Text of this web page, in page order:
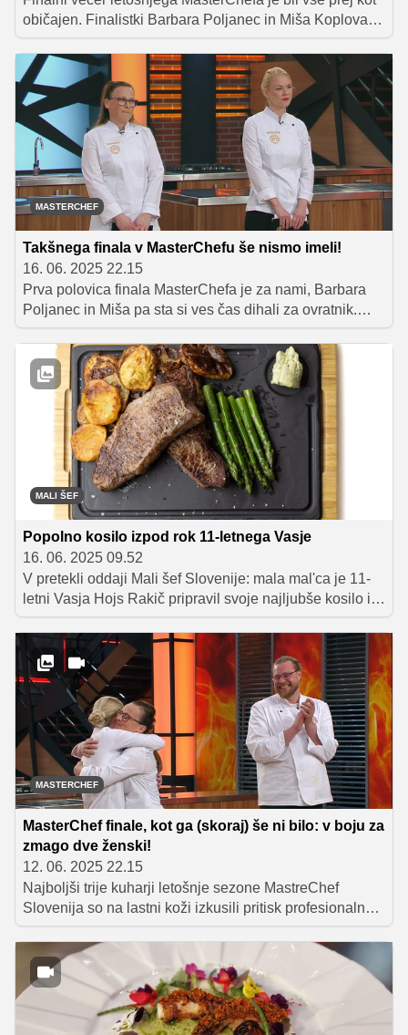
običajen. Finalistki Barbara Poljanec in Miša Koplova
sta 10-hodni meni zaključili z izjemnimi sladkimi
stvaritvami, za katere sta obe dosegli popoln rezultat –
10 točk od vseh treh sodnikov. V članku razkrivamo
recepte štirih krožnikov, ki so zaznamovali finalni večer:
dve domiselni sladici in dva presenetljiva petite four
posladka.
MASTERCHEF
Takšnega finala v MasterChefu še nismo imeli!
16. 06. 2025 22.15
Prva polovica finala MasterChefa je za nami, Barbara
Poljanec in Miša pa sta si ves čas dihali za ovratnik.
Obe sta pripravili številne vrhunske jedi, ki so pokazale
njuno izjemno kreativnost. V finalu se bosta spopadli z
zahtevnim 10-hodnim menijem, polnim slovenskih
okusov, kjer je potrebna popolna natančnost. Oglejte si,
kako sta se lotili te nepozabne kulinarične preizkušnje!
MALI ŠEF
Popolno kosilo izpod rok 11-letnega Vasje
16. 06. 2025 09.52
V pretekli oddaji Mali šef Slovenije: mala mal'ca je 11-
letni Vasja Hojs Rakič pripravil svoje najljubše kosilo in
zanj prejel najvišje število zvezdic, kar ga je izstrelilo v
finalno oddajo.
MASTERCHEF
MasterChef finale, kot ga (skoraj) še ni bilo: v boju za
zmago dve ženski!
12. 06. 2025 22.15
Najboljši trije kuharji letošnje sezone MastreChef
Slovenija so na lastni koži izkusili pritisk profesionalne
kuhinje. V zahtevnem izzivu so morali pripraviti kar 36
krožnikov, pri čemer so imeli za kuhanje trihodnega
menija na voljo samo dve uri. Ponesrečena glavna jed
je Jureta stala velikega finala, v katerem se bosta
pomerili Miša in Barbara Potočnik, ki bosta prvič v
zgodovini slovenskega šova pripravljali 10-hodni meni.